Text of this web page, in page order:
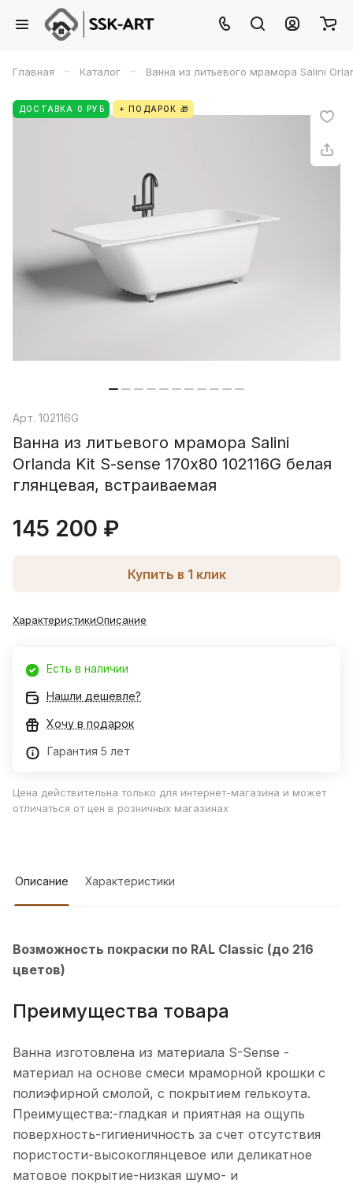
Главная – Каталог – Ванна из литьевого мрамора Salini
ДОСТАВКА 0 РУБ + ПОДАРОК 🎁
Арт. 102116G
Ванна из литьевого мрамора Salini
Orlanda Kit S-sense 170х80 102116G белая
глянцевая, встраиваемая
145 200 ₽
Купить в 1 клик
ХарактеристикиОписание
Есть в наличии
Нашли дешевле?
Хочу в подарок
Гарантия 5 лет
Цена действительна только для интернет-магазина и может
отличаться от цен в розничных магазинах
Описание Характеристики
Возможность покраски по RAL Classic (до 216
цветов)
Преимущества товара
Ванна изготовлена из материала S-Sense -
материал на основе смеси мраморной крошки с
полиэфирной смолой, с покрытием гелькоута.
Преимущества:-гладкая и приятная на ощупь
поверхность-гигиеничность за счет отсутствия
пористости-высокоглянцевое или деликатное
матовое покрытие-низкая шумо- и